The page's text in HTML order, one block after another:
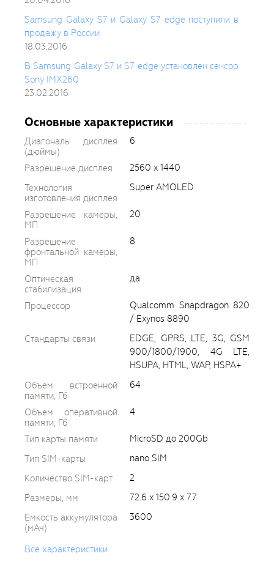
Samsung Galaxy S7 и Galaxy S7 edge поступили в
продажу в России
18.03.2016
В Samsung Galaxy S7 и S7 edge установлен сенсор
Sony IMX260
23.02.2016
Основные характеристики
Диагональ дисплея
(дюймы)
6
Разрешение дисплея
2560 x 1440
Технология
изготовления дисплея
Super AMOLED
Разрешение камеры,
МП
20
Разрешение
фронтальной камеры,
МП
8
Оптическая
стабилизация
да
Процессор
Qualcomm Snapdragon 820
/ Exynos 8890
Стандарты связи
EDGE, GPRS, LTE, 3G, GSM
900/1800/1900, 4G LTE,
HSUPA, HTML, WAP, HSPA+
Объем встроенной
памяти, Гб
64
Объем оперативной
памяти, Гб
4
Тип карты памяти
MicroSD до 200Gb
Тип SIM-карты
nano SIM
Количество SIM-карт
2
Размеры, мм
72.6 x 150.9 x 7.7
Емкость аккумулятора
(мАч)
3600
Все характеристики